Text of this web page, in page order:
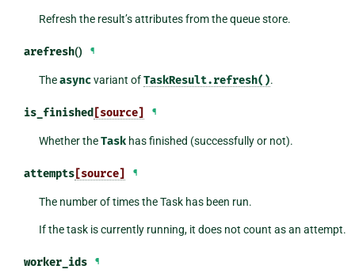
Refresh the result’s attributes from the queue store.
arefresh() ¶
Theasyncvariant ofTaskResult.refresh().
is_finished [source] ¶
Whether theTask has finished (successfully or not).
attempts[source] ¶
The number of times the Task has been run.
If the task is currently running, it does not count as an attempt.
worker_ids ¶